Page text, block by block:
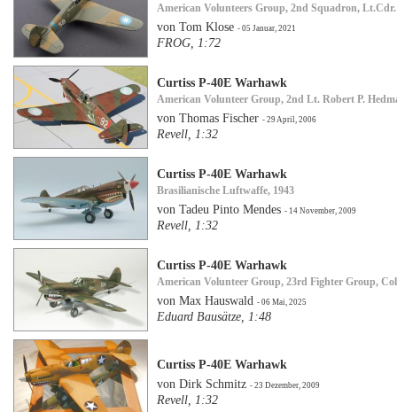
American Volunteers Group, 2nd Squadron,
von Tom Klose- 05 Januar, 2021
FROG, 1:72
Curtiss P-40E Warhawk
American Volunteer Group, 2nd Lt. Robert P.
von Thomas Fischer- 29 April, 2006
Revell, 1:32
Curtiss P-40E Warhawk
Brasilianische Luftwaffe, 1943
von Tadeu Pinto Mendes- 14 November, 2009
Revell, 1:32
Curtiss P-40E Warhawk
American Volunteer Group, 23rd Fighter Group,
von Max Hauswald- 06 Mai, 2025
Eduard Bausätze, 1:48
Curtiss P-40E Warhawk
von Dirk Schmitz- 23 Dezember, 2009
Revell, 1:32